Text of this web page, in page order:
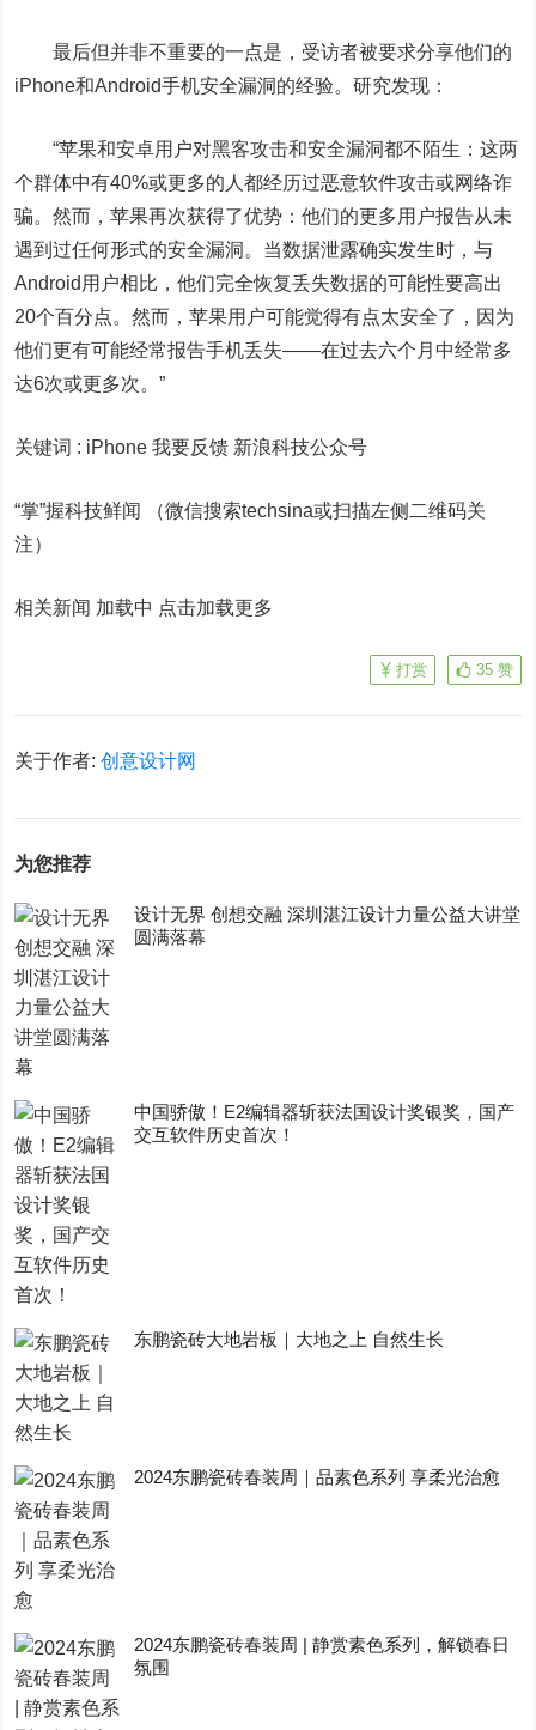
最后但并非不重要的一点是，受访者被要求分享他们的
iPhone和Android手机安全漏洞的经验。研究发现：
“苹果和安卓用户对黑客攻击和安全漏洞都不陌生：这两
个群体中有40%或更多的人都经历过恶意软件攻击或网络诈
骗。然而，苹果再次获得了优势：他们的更多用户报告从未
遇到过任何形式的安全漏洞。当数据泄露确实发生时，与
Android用户相比，他们完全恢复丢失数据的可能性要高出
20个百分点。然而，苹果用户可能觉得有点太安全了，因为
他们更有可能经常报告手机丢失——在过去六个月中经常多
达6次或更多次。”
关键词 : iPhone 我要反馈 新浪科技公众号
“掌”握科技鲜闻 （微信搜索techsina或扫描左侧二维码关
注）
相关新闻 加载中 点击加载更多
35 赞
打赏
关于作者:创意设计网
为您推荐
设计无界 创想交融 深圳湛江设计力量公益大讲堂
圆满落幕
中国骄傲！E2编辑器斩获法国设计奖银奖，国产
交互软件历史首次！
东鹏瓷砖大地岩板｜大地之上 自然生长
2024东鹏瓷砖春装周｜品素色系列 享柔光治愈
2024东鹏瓷砖春装周 | 静赏素色系列，解锁春日
氛围